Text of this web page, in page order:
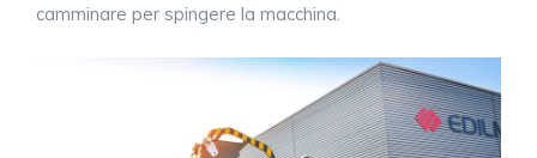
camminare per spingere la macchina.